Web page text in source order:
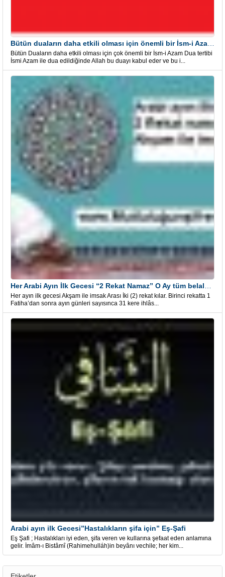
Bütün Duaların daha etkili olması için çok önemli bir İsm-i Azam Dua tertibi
İsmi Azam ile dua edildiğinde Allah bu duayı kabul eder ve bu i...
Her ayın ilk gecesi Akşam ile imsak Arası İki (2) rekat kılar. Birinci rekatta 1
Fatiha’dan sonra ayın günleri sayısınca 31 kere ihlâs...
Arabi ayın ilk Gecesi”Hastalıkların şifa için” Eş-Şafi
Eş Şafi ; Hastalıkları iyi eden, şifa veren ve kullarına şefaat eden anlamına
gelir. İmâm-ı Bistâmî (Rahimehulláh)in beyânı vechile; her kim...